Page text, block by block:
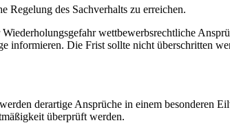
Regelung des Sachverhalts zu erreichen.
wettbewerbsrechtliche
informieren. Die Frist sollte nicht überschritten
derartige Ansprüche in einem besonderen
überprüft werden.